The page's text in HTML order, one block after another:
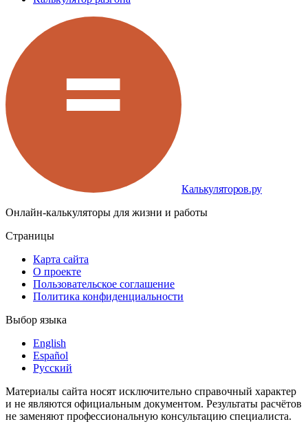
Калькуляторов.ру
Онлайн-калькуляторы для жизни и работы
Страницы
Карта сайта
О проекте
Пользовательское соглашение
Политика конфиденциальности
Выбор языка
English
Español
Русский
Материалы сайта носят исключительно справочный характер
и не являются официальным документом. Результаты расчётов
не заменяют профессиональную консультацию специалиста.